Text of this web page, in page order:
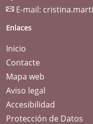
E-mail:
Enlaces
Inicio
Contacte
Mapa web
Aviso legal
Accesibilidad
Protección de Datos